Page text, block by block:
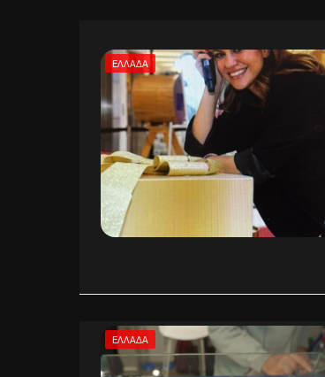
ΕΛΛΆΔΑ
ΕΛΛΆΔΑ